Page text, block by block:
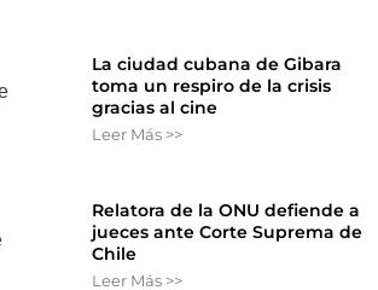
La ciudad cubana de Gibara
toma un respiro de la crisis
gracias al cine
Leer Más >>
Relatora de la ONU defiende a
jueces ante Corte Suprema de
Chile
Leer Más >>